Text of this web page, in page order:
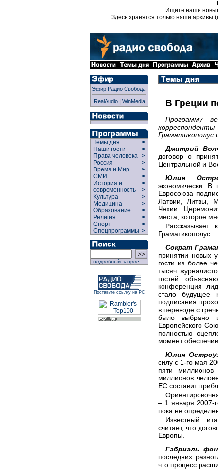
Ищите наши
Здесь хранятся только наши архивы
Эфир Радио Свобода
RealAudio| WinMedia
Темы дня
>
Наши гости
>
Права человека >
Россия
>
Время и Мир
>
СМИ
>
История и
современность
>
>
Культура
>
Медицина
>
Образование
>
Религия
>
Спорт
>
Спецпрограммы >
подробный запрос
Поставьте ссылку на РС
В Греции
Программу
Граматикополус
Дмитрий
договор о
Центральной и
Юлия
экономически. В
Евросоюза
Латвии, Литвы,
Чехии.
места, которое
Граматикополус.
Сократ
принятии новых
гости из более
тысяч
гостей
конференция
стало будущее
подписания
в переводе с
было выбрано
Европейского
полностью
момент
Юлия
силу с 1-го мая
пяти
миллионов
ЕС составит
– 1 января 2007-
пока не
Известный
считает, что
Европы.
Габриэль фон
последних
что процесс